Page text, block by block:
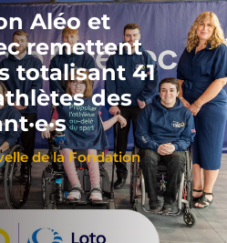
Aléo et
remettent
totalisant 41
des
de la Fondation